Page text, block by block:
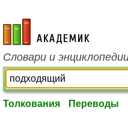
academic.ru
Словари и
Толкования Переводы